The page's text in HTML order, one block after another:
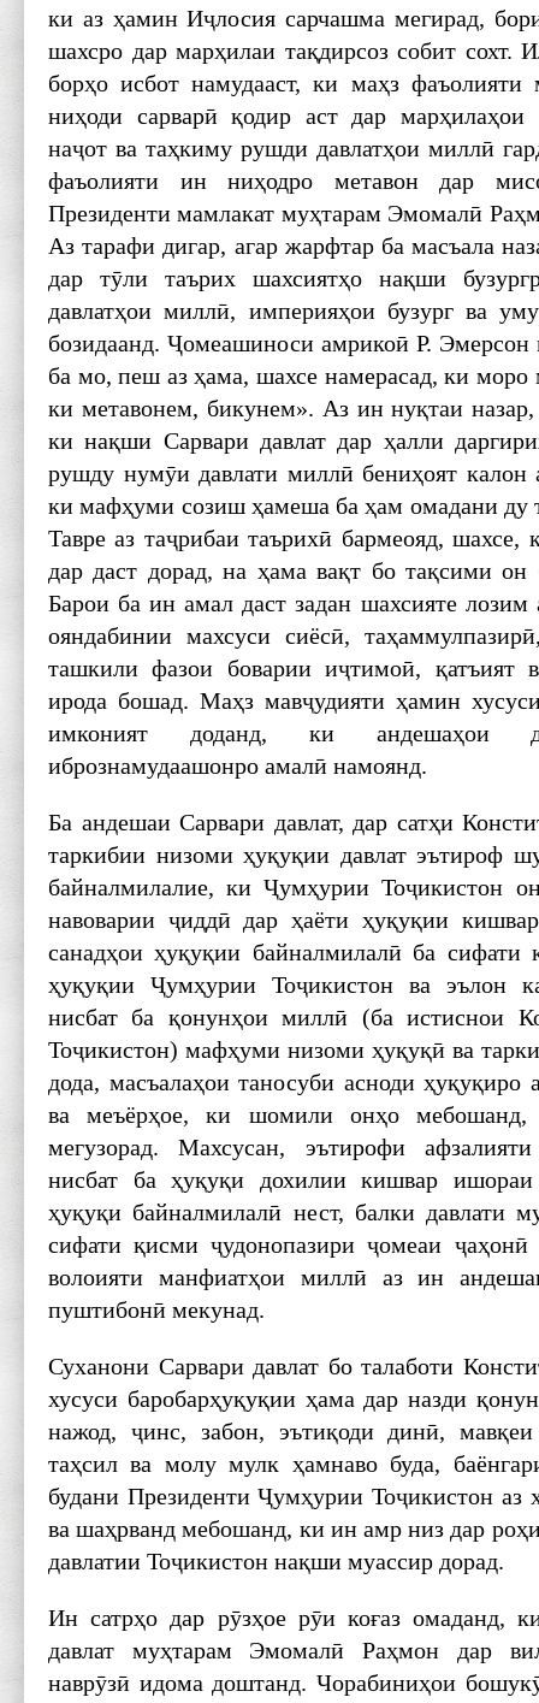
ки аз ҳамин Иҷлосия сарчашма мегирад,
шахсро дар марҳилаи тақдирсоз собит сохт.
борҳо исбот намудааст, ки маҳз фаъолияти
ниҳоди сарварӣ қодир аст дар марҳилаҳои
наҷот ва таҳкиму рушди давлатҳои миллӣ
фаъолияти ин ниҳодро метавон дар
Президенти мамлакат муҳтарам Эмомалӣ
Аз тарафи дигар, агар жарфтар ба масъала
дар тӯли таърих шахсиятҳо нақши
давлатҳои миллӣ, империяҳои бузург ва
бозидаанд. Ҷомеашиноси амрикоӣ Р. Эмерсон
ба мо, пеш аз ҳама, шахсе намерасад, ки моро
ки метавонем, бикунем». Аз ин нуқтаи назар,
ки нақши Сарвари давлат дар ҳалли
рушду нумӯи давлати миллӣ бениҳоят калон
ки мафҳуми созиш ҳамеша ба ҳам омадани ду
Тавре аз таҷрибаи таърихӣ бармеояд, шахсе,
дар даст дорад, на ҳама вақт бо тақсими
Барои ба ин амал даст задан шахсияте лозим
ояндабинии махсуси сиёсӣ,
ташкили фазои боварии иҷтимоӣ, қатъият
ирода бошад. Маҳз мавҷудияти ҳамин
имконият доданд, ки андешаҳои
ибрознамудаашонро амалӣ намоянд.
Ба андешаи Сарвари давлат, дар сатҳи
таркибии низоми ҳуқуқии давлат эътироф
байналмилалие, ки Ҷумҳурии Тоҷикистон
навоварии ҷиддӣ дар ҳаёти ҳуқуқии
санадҳои ҳуқуқии байналмилалӣ ба сифати
ҳуқуқии Ҷумҳурии Тоҷикистон ва эълон
нисбат ба қонунҳои миллӣ (ба истиснои
Тоҷикистон) мафҳуми низоми ҳуқуқӣ ва
дода, масъалаҳои таносуби асноди ҳуқуқиро
ва меъёрҳое, ки шомили онҳо
мегузорад. Махсусан, эътирофи
нисбат ба ҳуқуқи дохилии кишвар
ҳуқуқи байналмилалӣ нест, балки давлати
сифати қисми ҷудонопазири ҷомеаи ҷаҳонӣ
волоияти манфиатҳои миллӣ аз ин
пуштибонӣ мекунад.
Суханони Сарвари давлат бо талаботи
хусуси баробарҳуқуқии ҳама дар назди
нажод, ҷинс, забон, эътиқоди динӣ,
таҳсил ва молу мулк ҳамнаво буда,
будани Президенти Ҷумҳурии Тоҷикис­тон аз
ва шаҳрванд мебошанд, ки ин амр низ дар
давлатии Тоҷикистон нақши муассир дорад.
Ин сатрҳо дар рӯзҳое рӯи коғаз омаданд,
давлат муҳтарам Эмомалӣ Раҳмон дар
наврӯзӣ идома доштанд. Чорабиниҳои